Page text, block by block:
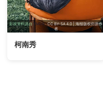
影视资料源自TMDB· CC BY-SA 4.0 | 海报版权归原作
者
柯南秀